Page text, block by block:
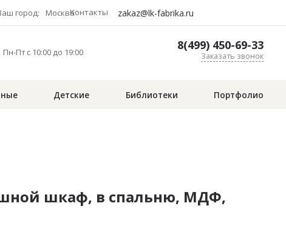
город: Москва zakaz@lk-fabrika.ru
Пн-Пт с 10:00 до 19:00 8(499) 450-69-33
Заказать звонок
Контакты
Детские Библиотеки Портфолио
шкаф, в спальню, МДФ,